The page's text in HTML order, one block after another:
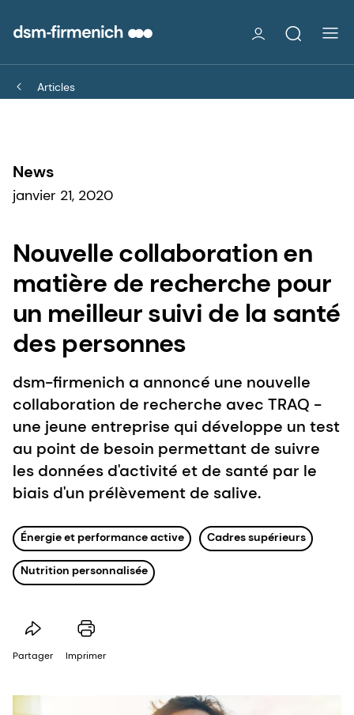
Articles
News
janvier 21, 2020
Nouvelle collaboration en
matière de recherche pour
un meilleur suivi de la santé
des personnes
dsm-firmenich a annoncé une nouvelle
collaboration de recherche avec TRAQ -
une jeune entreprise qui développe un test
au point de besoin permettant de suivre
les données d'activité et de santé par le
biais d'un prélèvement de salive.
Énergie et performance active Cadres supérieurs
Nutrition personnalisée
Partager Imprimer